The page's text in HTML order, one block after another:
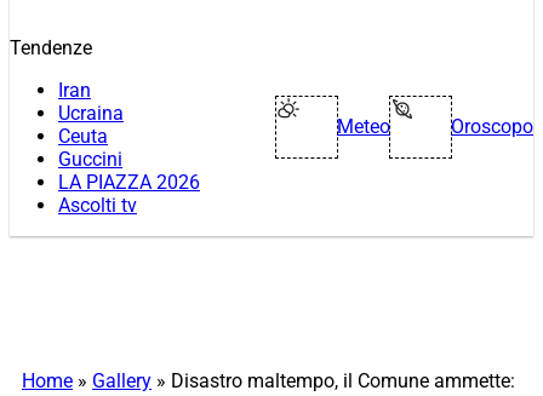
Tendenze
Iran
Ucraina
Ceuta
Guccini
LA PIAZZA 2026
Ascolti tv
Meteo Oroscopo
Home » Gallery » Disastro maltempo, il Comune ammette: